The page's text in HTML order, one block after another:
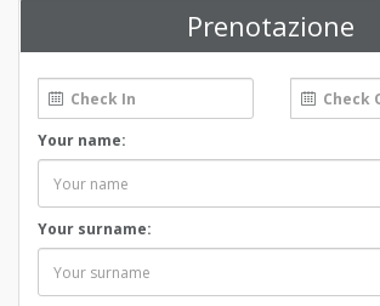
Prenotazione
Your name:
Your surname: